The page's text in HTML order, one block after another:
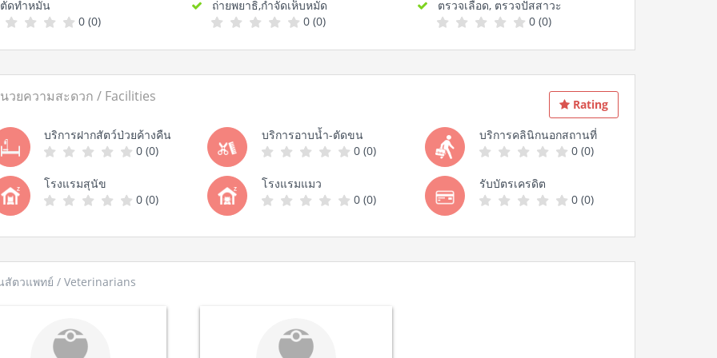
ดทำหมัน
0 (0)
ถ่ายพยาธิ,กำจัดเห็บหมัด
0 (0)
ตรวจเลือด, ตรวจปัสสาวะ
0 (0)
Rating
วยความสะดวก / Facilities
บริการฝากสัตว์ป่วยค้างคืน
0 (0)
บริการอาบน้ำ-ตัดขน
0 (0)
บริการคลินิกนอกสถานที่
0 (0)
โรงแรมสุนัข
0 (0)
โรงแรมแมว
0 (0)
รับบัตรเครดิต
0 (0)
สัตวแพทย์ / Veterinarians